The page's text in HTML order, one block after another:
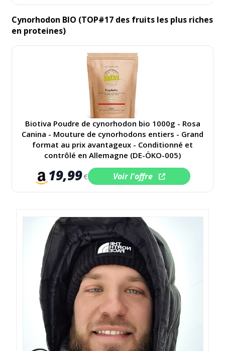
Cynorhodon BIO (TOP#17 des fruits les plus riches
en proteines)
Biotiva Poudre de cynorhodon bio 1000g - Rosa
Canina - Mouture de cynorhodons entiers - Grand
format au prix avantageux - Conditionné et
contrôlé en Allemagne (DE-ÖKO-005)
19,99€ Voir l'offre